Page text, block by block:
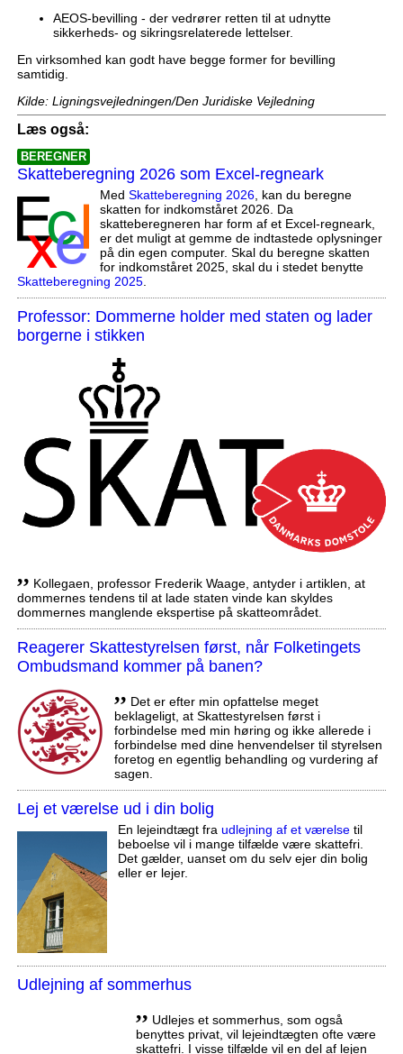
AEOS-bevilling - der vedrører retten til at udnytte
sikkerheds- og sikringsrelaterede lettelser.
En virksomhed kan godt have begge former for bevilling
samtidig.
Kilde: Ligningsvejledningen/Den Juridiske Vejledning
Læs også:
BEREGNER
Skatteberegning 2026 som Excel-regneark
Med Skatteberegning 2026, kan du beregne
skatten for indkomståret 2026. Da
skatteberegneren har form af et Excel-regneark,
er det muligt at gemme de indtastede oplysninger
på din egen computer. Skal du beregne skatten
for indkomståret 2025, skal du i stedet benytte
Skatteberegning 2025.
Professor: Dommerne holder med staten og lader
borgerne i stikken
,, Kollegaen, professor Frederik Waage, antyder i artiklen, at
dommernes tendens til at lade staten vinde kan skyldes
dommernes manglende ekspertise på skatteområdet.
Reagerer Skattestyrelsen først, når Folketingets
Ombudsmand kommer på banen?
,, Det er efter min opfattelse meget
beklageligt, at Skattestyrelsen først i
forbindelse med min høring og ikke allerede i
forbindelse med dine henvendelser til styrelsen
foretog en egentlig behandling og vurdering af
sagen.
Lej et værelse ud i din bolig
En lejeindtægt fra udlejning af et værelsetil
beboelse vil i mange tilfælde være skattefri.
Det gælder, uanset om du selv ejer din bolig
eller er lejer.
Udlejning af sommerhus
,, Udlejes et sommerhus, som også
benyttes privat, vil lejeindtægten ofte være
skattefri. I visse tilfælde vil en del af lejen